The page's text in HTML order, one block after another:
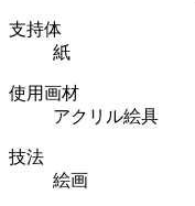
支持体
紙
使用画材
アクリル絵具
技法
絵画